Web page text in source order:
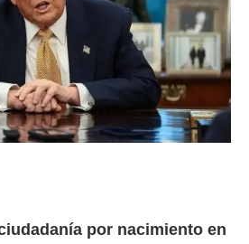
por nacimiento en